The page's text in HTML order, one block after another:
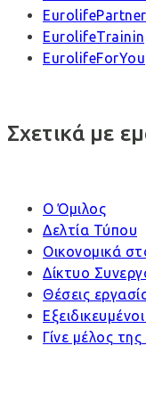
EurolifeForYou
Σχετικά με
Ο Όμιλος
Δελτία Τύπου
Οικονομικά
Δίκτυο
Θέσεις
Γίνε μέλος